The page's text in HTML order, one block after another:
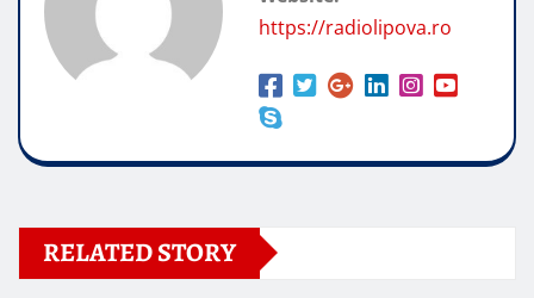
https://radiolipova.ro
RELATED STORY